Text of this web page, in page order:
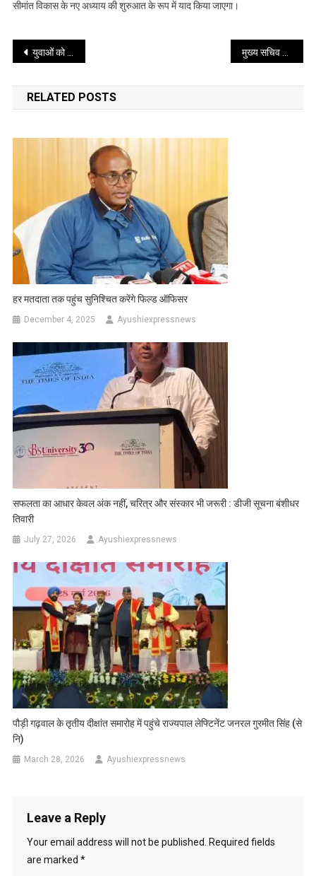
सीमांत विकास के नए अध्याय की शुरुआत के रूप में याद किया जाएगा।
Post
navigation
युवाओं को नशे से बचाने के लिए बड़ा अभियान, शिक्षण संस्थानों में वृहद ड्रग्स टेस्टिंग व संवेदनशील क्षेत्रों की जीआईएस मैपिंग के निर्देश
RELATED POSTS
हर मतदाता तक पहुंच सुनिश्चित करेंगे फिल्ड ऑफिसर
December 4, 2025 Ayushiexpressnews
सफलता का आधार केवल अंक नहीं, चरित्र और संस्कार भी जरूरी : डीजी सूचना बंशीधर
तिवारी
July 27, 2026 Ayushiexpressnews
पौड़ी गढ़वाल के तृतीय दीक्षांत समारोह में पहुंचे राज्यपाल लेफ्टिनेंट जनरल गुरमीत सिंह (से
नि)
March 28, 2026 Ayushiexpressnews
Leave a Reply
Your email address will not be published.
Required fields
are marked *